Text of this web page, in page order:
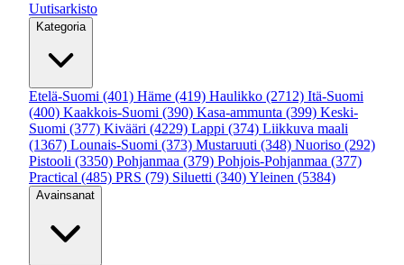
Uutisarkisto
Kategoria
Etelä-Suomi (401) Häme (419) Haulikko (2712) Itä-Suomi
(400) Kaakkois-Suomi (390) Kasa-ammunta (399) Keski-
Suomi (377) Kivääri (4229) Lappi (374) Liikkuva maali
(1367) Lounais-Suomi (373) Mustaruuti (348) Nuoriso (292)
Pistooli (3350) Pohjanmaa (379) Pohjois-Pohjanmaa (377)
Practical (485) PRS (79) Siluetti (340)Yleinen (5384)
Avainsanat